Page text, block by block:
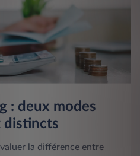
: deux modes
distincts
la différence entre